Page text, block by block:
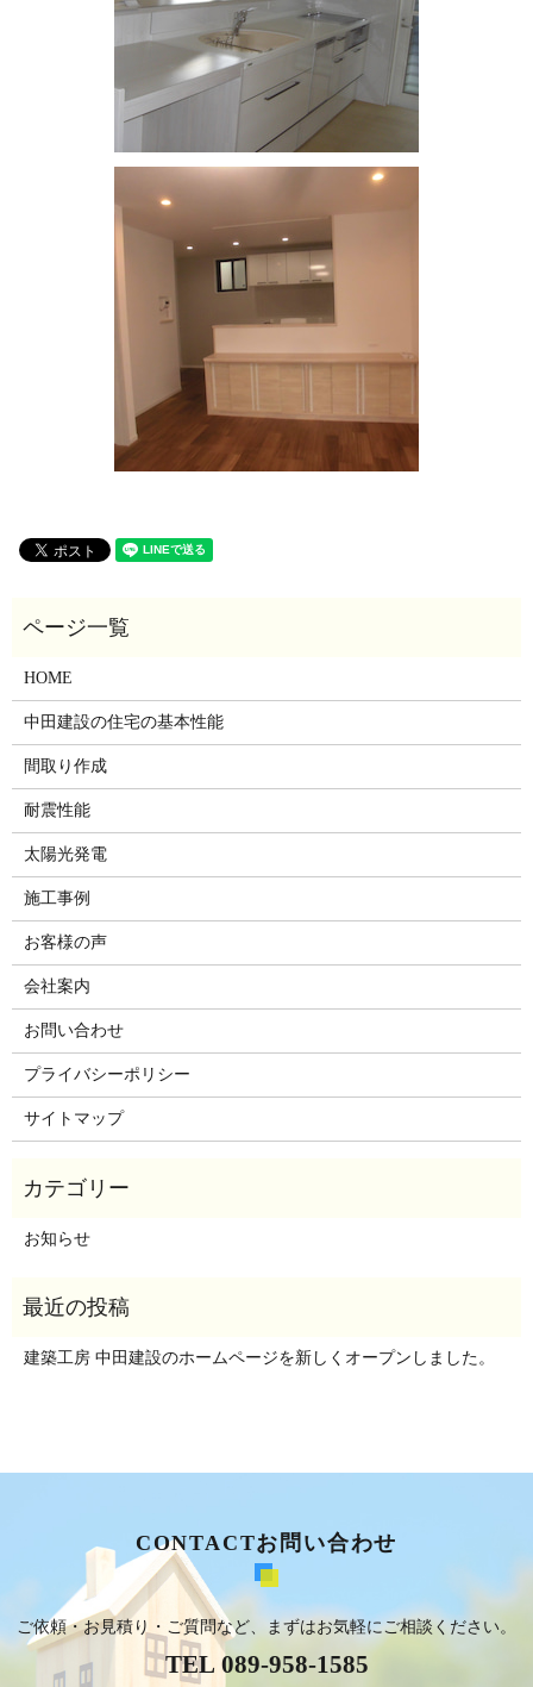
HOME
中田建設の住宅の基本性能
間取り作成
耐震性能
太陽光発電
施工事例
お客様の声
会社案内
お問い合わせ
プライバシーポリシー
サイトマップ
お知らせ
建築工房 中田建設のホームページを新しくオープンしました。
CONTACTお問い合わせ
ご依頼・お見積り・ご質問など、まずはお気軽にご相談ください。
TEL 089-958-1585